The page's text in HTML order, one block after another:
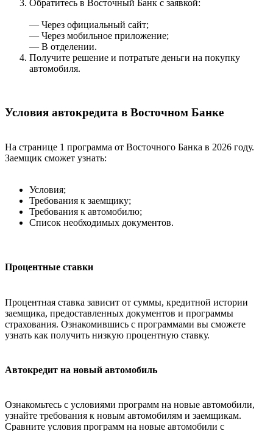
Обратитесь в Восточный Банк с заявкой:
— Через официальный сайт;
— Через мобильное приложение;
— В отделении.
Получите решение и потратьте деньги на покупку
автомобиля.
Условия автокредита в Восточном Банке
На странице 1 программа от Восточного Банка в 2026 году.
Заемщик сможет узнать:
Условия;
Требования к заемщику;
Требования к автомобилю;
Список необходимых документов.
Процентные ставки
Процентная ставка зависит от суммы, кредитной истории
заемщика, предоставленных документов и программы
страхования. Ознакомившись с программами вы сможете
узнать как получить низкую процентную ставку.
Автокредит на новый автомобиль
Ознакомьтесь с условиями программ на новые автомобили,
узнайте требования к новым автомобилям и заемщикам.
Сравните условия программ на новые автомобили с